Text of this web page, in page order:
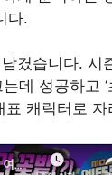
다.
겼습니다. 시
데 성공하고 ‘
캐릭터로 자